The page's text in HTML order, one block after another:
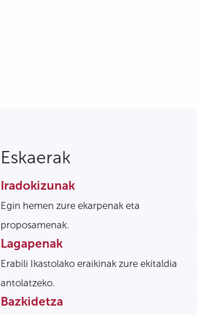
Eskaerak
Iradokizunak
Egin hemen zure ekarpenak eta
proposamenak.
Lagapenak
Erabili Ikastolako eraikinak zure ekitaldia
antolatzeko.
Bazkidetza